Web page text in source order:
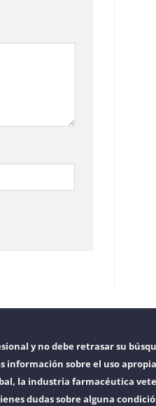
y no debe retrasar su
información sobre el uso
la industria farmacéutica
dudas sobre alguna